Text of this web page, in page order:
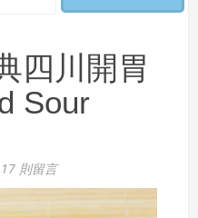
四川開胃
Sour
17 則留言